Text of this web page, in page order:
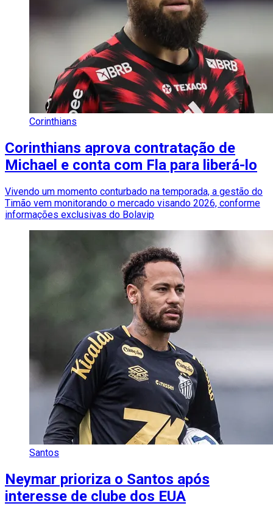
Corinthians
Corinthians aprova contratação de
Michael e conta com Fla para liberá-lo
Vivendo um momento conturbado na temporada, a gestão do
Timão vem monitorando o mercado visando 2026, conforme
informações exclusivas do Bolavip
Santos
Neymar prioriza o Santos após
interesse de clube dos EUA